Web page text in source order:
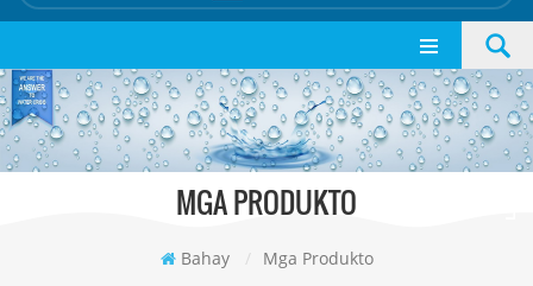
MGA PRODUKTO
Bahay / Mga Produkto